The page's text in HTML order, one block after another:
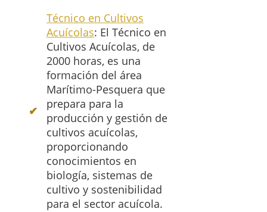
Técnico en Cultivos
Acuícolas: El Técnico en
Cultivos Acuícolas, de
2000 horas, es una
formación del área
Marítimo-Pesquera que
prepara para la
producción y gestión de
cultivos acuícolas,
proporcionando
conocimientos en
biología, sistemas de
cultivo y sostenibilidad
para el sector acuícola.